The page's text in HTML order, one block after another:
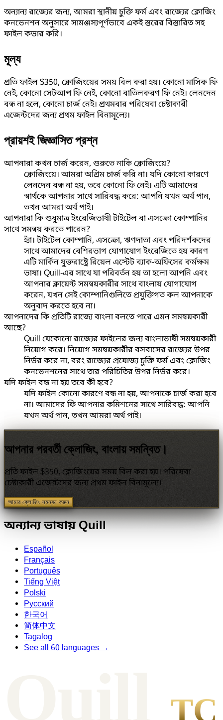
অন্যান্য রাজ্যের জন্য, আমরা স্থানীয় চুক্তি ফর্ম এবং রাজ্যের ক্লোজিং
কনভেনশন অনুসারে সামঞ্জস্যপূর্ণভাবে একই স্তরের বিস্তারিত সহ
ফাইল কভার করি।
মূল্য
প্রতি ফাইল $350, ক্লোজিংয়ের সময় বিল করা হয়। কোনো মাসিক ফি
নেই, কোনো সেটআপ ফি নেই, কোনো বাতিলকরণ ফি নেই। লেনদেন
বন্ধ না হলে, কোনো চার্জ নেই। প্রথমবার পরিষেবা চেষ্টাকারী
এজেন্টদের জন্য প্রথম ফাইল বিনামূল্যে।
প্রায়শই জিজ্ঞাসিত প্রশ্ন
আপনারা কখন চার্জ করেন, শুরুতে নাকি ক্লোজিংয়ে?
ক্লোজিংয়ে। আমরা অগ্রিম চার্জ করি না। যদি কোনো কারণে
লেনদেন বন্ধ না হয়, তবে কোনো ফি নেই। এটি আমাদের
স্বার্থকে আপনার সাথে সারিবদ্ধ করে: আপনি যখন অর্থ পান,
তখন আমরা অর্থ পাই।
আপনারা কি শুধুমাত্র ইংরেজিভাষী টাইটেল বা এসক্রো কোম্পানির
সাথে সমন্বয় করতে পারেন?
হ্যাঁ। টাইটেল কোম্পানি, এসক্রো, ঋণদাতা এবং পরিদর্শকদের
সাথে আমাদের বেশিরভাগ যোগাযোগ ইংরেজিতে হয় কারণ
এটি মার্কিন যুক্তরাষ্ট্রে রিয়েল এস্টেট ব্যাক-অফিসের কর্মক্ষম
ভাষা। Quill-এর সাথে যা পরিবর্তন হয় তা হলো আপনি এবং
আপনার ক্লায়েন্ট সমন্বয়কারীর সাথে বাংলায় যোগাযোগ
করেন, যখন সেই কোম্পানিগুলিতে প্রযুক্তিগত কল আপনাকে
অনুবাদ করতে হবে না।
আপনাদের কি প্রতিটি রাজ্যে বাংলা বলতে পারে এমন সমন্বয়কারী
আছে?
Quill যেকোনো রাজ্যের ফাইলের জন্য বাংলাভাষী সমন্বয়কারী
নিয়োগ করে। নিয়োগ সমন্বয়কারীর বসবাসের রাজ্যের উপর
নির্ভর করে না, বরং রাজ্যের প্রযোজ্য চুক্তি ফর্ম এবং ক্লোজিং
কনভেনশনের সাথে তার পরিচিতির উপর নির্ভর করে।
যদি ফাইল বন্ধ না হয় তবে কী হবে?
যদি ফাইল কোনো কারণে বন্ধ না হয়, আপনাকে চার্জ করা হবে
না। আমাদের ফি আপনার কমিশনের সাথে সারিবদ্ধ: আপনি
যখন অর্থ পান, তখন আমরা অর্থ পাই।
আপনার পরবর্তী ক্লোজিং, বাংলায় সমন্বিত।
প্রতি ফাইল $350, ক্লোজিংয়ের সময় বিল করা হয়। পরিষেবা
চেষ্টাকারী এজেন্টদের জন্য প্রথম ফাইল বিনামূল্যে।
আমার ক্লোজিং সমন্বয় করুন
অন্যান্য ভাষায় Quill
Español
Français
Português
Tiếng Việt
Polski
Русский
한국어
简体中文
Tagalog
See all 60 languages →
TC